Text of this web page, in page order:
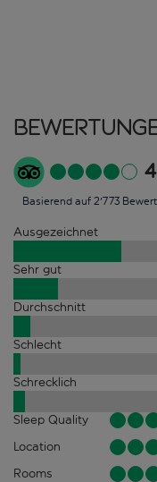
Basierend auf 2'773
Ausgezeichnet
Sehr gut
Durchschnitt
Schlecht
Schrecklich
Sleep Quality
Location
Rooms